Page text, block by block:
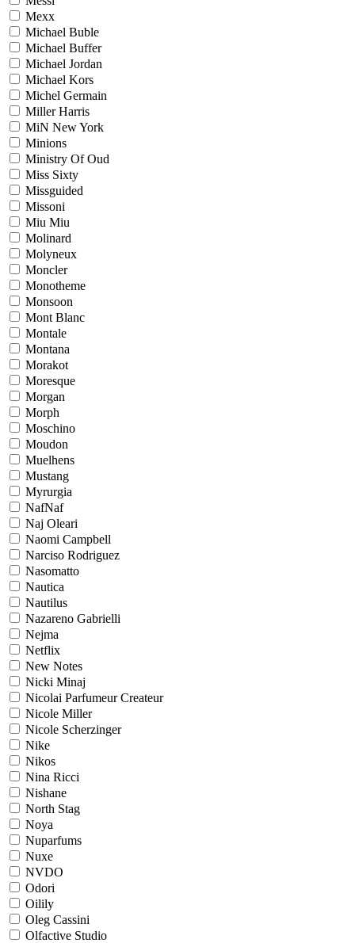
Mexx
Michael Buble
Michael Buffer
Michael Jordan
Michael Kors
Michel Germain
Miller Harris
MiN New York
Minions
Ministry Of Oud
Miss Sixty
Missguided
Missoni
Miu Miu
Molinard
Molyneux
Moncler
Monotheme
Monsoon
Mont Blanc
Montale
Montana
Morakot
Moresque
Morgan
Morph
Moschino
Moudon
Muelhens
Mustang
Myrurgia
NafNaf
Naj Oleari
Naomi Campbell
Narciso Rodriguez
Nasomatto
Nautica
Nautilus
Nazareno Gabrielli
Nejma
Netflix
New Notes
Nicki Minaj
Nicolai Parfumeur Createur
Nicole Miller
Nicole Scherzinger
Nike
Nikos
Nina Ricci
Nishane
North Stag
Noya
Nuparfums
Nuxe
NVDO
Odori
Oilily
Oleg Cassini
Olfactive Studio